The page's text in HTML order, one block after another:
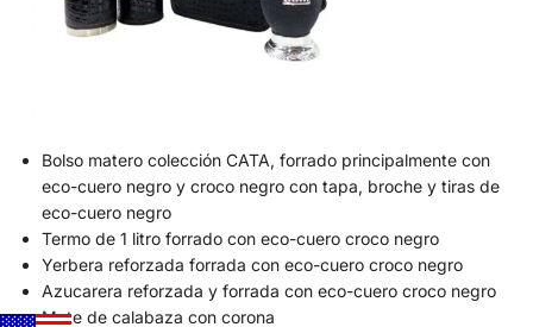
Bolso matero colección CATA, forrado principalmente con
eco-cuero negro y croco negro con tapa, broche y tiras de
eco-cuero negro
Termo de 1 litro forrado con eco-cuero croco negro
Yerbera reforzada forrada con eco-cuero croco negro
Azucarera reforzada y forrada con eco-cuero croco negro
Mate de calabaza con corona